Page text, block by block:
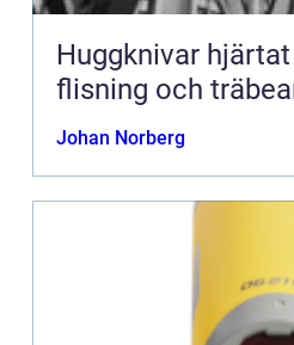
Huggknivar hjärtat i effektiv
flisning och
Johan Norberg